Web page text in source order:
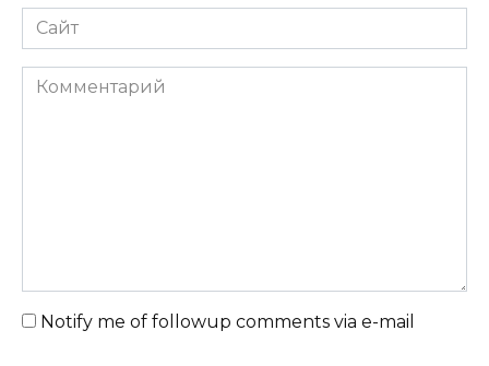
Сайт
Комментарий
Notify me of followup comments via e-mail